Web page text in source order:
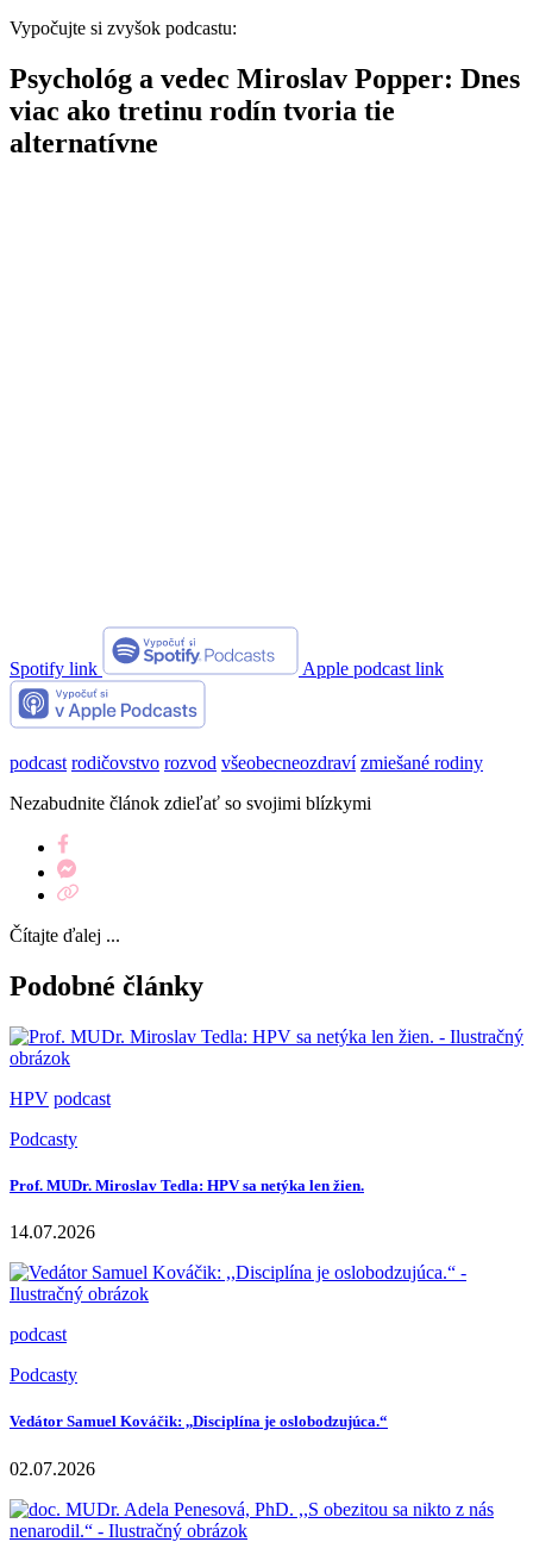
Vypočujte si zvyšok podcastu:
Psychológ a vedec Miroslav Popper: Dnes
viac ako tretinu rodín tvoria tie
alternatívne
Spotify link Apple podcast link
podcast rodičovstvo rozvod všeobecneozdraví zmiešané rodiny
Nezabudnite článok zdieľať so svojimi blízkymi
Čítajte ďalej ...
Podobné články
HPV podcast
Podcasty
Prof. MUDr. Miroslav Tedla: HPV sa netýka len žien.
14.07.2026
podcast
Podcasty
Vedátor Samuel Kováčik: ,,Disciplína je oslobodzujúca.“
02.07.2026